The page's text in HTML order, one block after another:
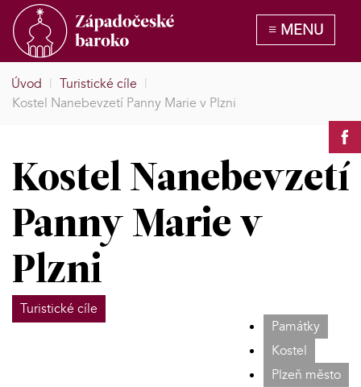
Úvod | Turistické cíle |
Kostel Nanebevzetí Panny Marie v Plzni
Kostel Nanebevzetí
Panny Marie v
Plzni
Turistické cíle
Památky
Kostel
Plzeň město